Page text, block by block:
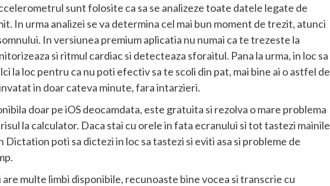
sunt folosite ca sa se analizeze toate datele legate de
In urma analizei se va determina cel mai bun moment de trezit, atunci
In versiunea premium aplicatia nu numai ca te trezeste la
si ritmul cardiac si detecteaza sforaitul. Pana la urma, in loc sa
la loc pentru ca nu poti efectiv sa te scoli din pat, mai bine ai o astfel de
in doar cateva minute, fara intarzieri.
doar pe iOS deocamdata, este gratuita si rezolva o mare problema
la calculator. Daca stai cu orele in fata ecranului si tot tastezi mainile
Dictation poti sa dictezi in loc sa tastezi si eviti asa si probleme de
are multe limbi disponibile, recunoaste bine vocea si transcrie cu